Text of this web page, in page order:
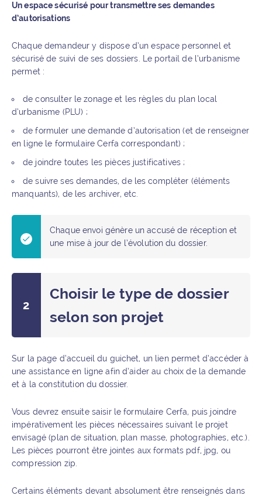
Un espace sécurisé pour transmettre ses demandes
d’autorisations
Chaque demandeur y dispose d’un espace personnel et
sécurisé de suivi de ses dossiers. Le portail de l’urbanisme
permet :
de consulter le zonage et les règles du plan local
d’urbanisme (PLU) ;
de formuler une demande d’autorisation (et de renseigner
en ligne le formulaire Cerfa correspondant) ;
de joindre toutes les pièces justificatives ;
de suivre ses demandes, de les compléter (éléments
manquants), de les archiver, etc.
Chaque envoi génère un accusé de réception et
une mise à jour de l’évolution du dossier.
Choisir le type de dossier
selon son projet
Sur la page d’accueil du guichet, un lien permet d’accéder à
une assistance en ligne afin d’aider au choix de la demande
et à la constitution du dossier.
Vous devrez ensuite saisir le formulaire Cerfa, puis joindre
impérativement les pièces nécessaires suivant le projet
envisagé (plan de situation, plan masse, photographies, etc.).
Les pièces pourront être jointes aux formats pdf, jpg, ou
compression zip.
Certains éléments devant absolument être renseignés dans